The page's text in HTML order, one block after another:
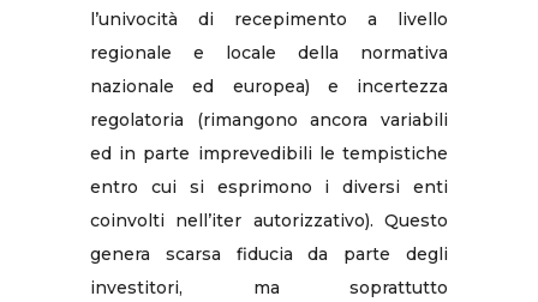
l’univocità di recepimento a livello
regionale e locale della normativa
nazionale ed europea) e incertezza
regolatoria (rimangono ancora variabili
ed in parte imprevedibili le tempistiche
entro cui si esprimono i diversi enti
coinvolti nell’iter autorizzativo). Questo
genera scarsa fiducia da parte degli
investitori, ma soprattutto